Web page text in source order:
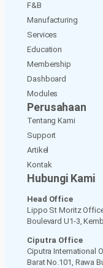
F&B
Manufacturing
Services
Education
Membership
Dashboard
Modules
Perusahaan
Tentang Kami
Support
Artikel
Kontak
Hubungi Kami
Head Office
Lippo St Moritz
Boulevard U1-3,
Ciputra Office
Ciputra International
Barat No.101, Rawa